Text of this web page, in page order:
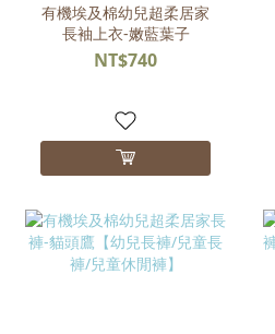
有機埃及棉幼兒超柔居家
長袖上衣-嫩藍葉子
NT$740